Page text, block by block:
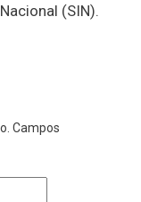
(SIN).
Campos